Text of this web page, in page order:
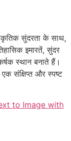
सुंदरता के साथ,
इमारतें, सुंदर
स्थान बनाते हैं।
संक्षिप्त और स्पष्ट
to Image with